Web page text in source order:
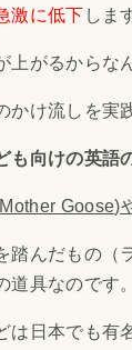
激に低下 しま
がるからな
け流しを実
も向けの英語
Mother Goose)
んだもの（
具なのです。
は日本でも有